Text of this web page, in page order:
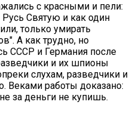
с красными и пели:
Святую и как один
только умирать
А как трудно, но
СССР и Германия после
и их шпионы
слухам, разведчики и
Веками работы доказано:
за деньги не купишь.